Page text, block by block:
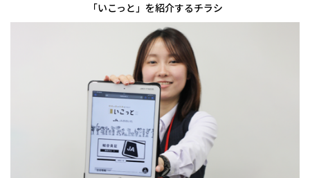
「いこっと」を紹介するチラシ